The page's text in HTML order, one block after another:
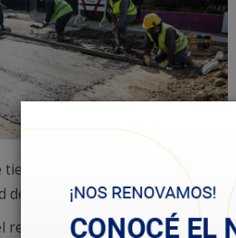
tiene por objetivo restaurar la
de la población y a su vez,
referente del área Institucional